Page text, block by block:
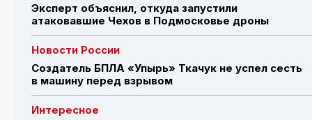
Эксперт объяснил, откуда запустили
атаковавшие Чехов в Подмосковье дроны
Новости России
Создатель БПЛА «Упырь» Ткачук не успел сесть
в машину перед взрывом
Интересное